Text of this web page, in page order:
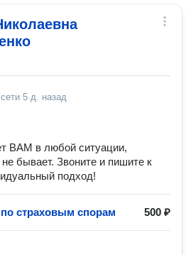
5 д. назад
ВАМ в любой ситуации,
бывает. Звоните и пишите к
подход!
страховым спорам 500 ₽